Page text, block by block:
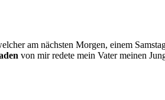
am nächsten Morgen, einem
von mir redete mein Vater meinen